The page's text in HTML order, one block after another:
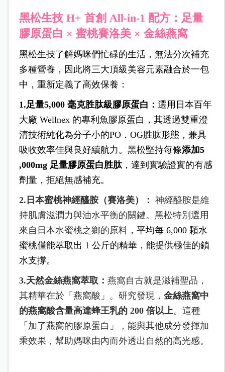
黑松生技 H+ 首創 All-in-1 配方：足量
膠原蛋白 × 蜜桃賽洛美 × 金絲燕窩
黑松生技了解媽咪們忙碌的生活，無法分次補充
多種營養，因此將三大頂級美容元素融合於一包
中，重新定義了高效保養：
1.足量5,000 毫克胜肽級膠原蛋白 ： 選用日本百年
大廠 Wellnex 的專利魚膠原蛋白，其透過雙重澄
清技術純化為分子小的PO． OG胜肽形態，兼具
吸收效率佳與良好續航力。黑松堅持每條添加5
,000mg 足量膠原蛋白胜肽，達到實驗證實的有感
劑量，拒絕無感補充。
2.日本蜜桃神經醯胺（賽洛美）： 神經醯胺是維
持肌膚滋潤力與油水平衡的關鍵。黑松特別選用
來自日本水蜜桃之鄉的原料，平均每 6,000 顆水
蜜桃僅能萃取出 1 公斤的精華，能提供極佳的鎖
水支撐。
3.天然金絲燕窩萃取： 燕窩自古就是滋補聖品，
其精華在於「燕窩酸」。研究發現， 金絲燕窩中
的燕窩酸含量高達蜂王乳的 200 倍以上。這種
「加了燕窩的膠原蛋白」，能與其他成分發揮加
乘效果，幫助媽咪由內而外透出自然的高光感。